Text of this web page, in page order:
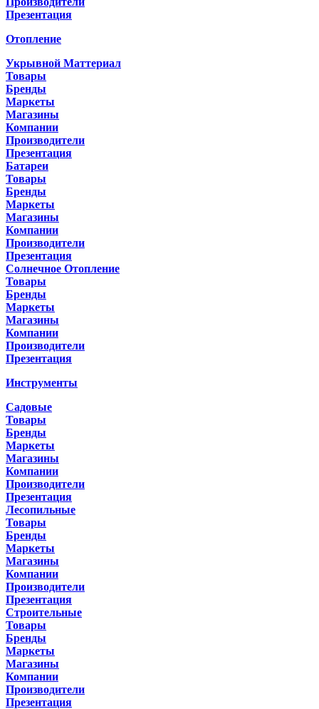
Презентация
Отопление
Укрывной Маттериал
Товары
Бренды
Маркеты
Магазины
Компании
Производители
Презентация
Батареи
Товары
Бренды
Маркеты
Магазины
Компании
Производители
Презентация
Солнечное Отопление
Товары
Бренды
Маркеты
Магазины
Компании
Производители
Презентация
Инструменты
Садовые
Товары
Бренды
Маркеты
Магазины
Компании
Производители
Презентация
Лесопильные
Товары
Бренды
Маркеты
Магазины
Компании
Производители
Презентация
Строительные
Товары
Бренды
Маркеты
Магазины
Компании
Производители
Презентация